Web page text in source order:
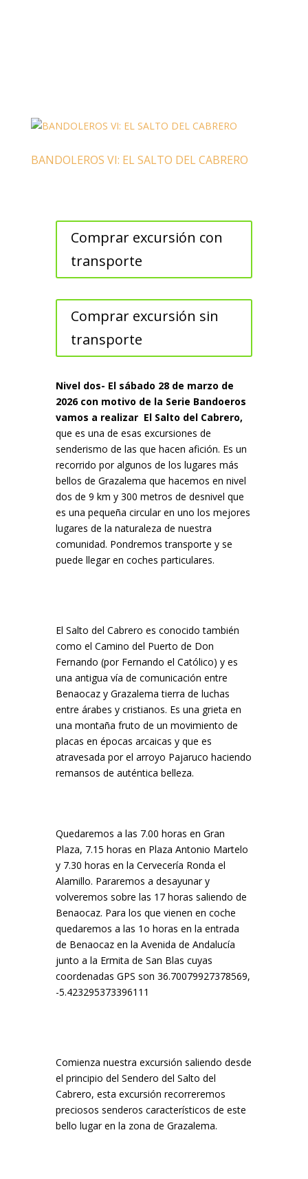
BANDOLEROS VI: EL SALTO DEL CABRERO
Comprar excursión con
transporte
Comprar excursión sin
transporte
Nivel dos- El sábado 28 de marzo de
2026 con motivo de la Serie Bandoeros
vamos a realizar El Salto del Cabrero,
que es una de esas excursiones de
senderismo de las que hacen afición. Es un
recorrido por algunos de los lugares más
bellos de Grazalema que hacemos en nivel
dos de 9 km y 300 metros de desnivel que
es una pequeña circular en uno los mejores
lugares de la naturaleza de nuestra
comunidad. Pondremos transporte y se
puede llegar en coches particulares.
El Salto del Cabrero es conocido también
como el Camino del Puerto de Don
Fernando (por Fernando el Católico) y es
una antigua vía de comunicación entre
Benaocaz y Grazalema tierra de luchas
entre árabes y cristianos. Es una grieta en
una montaña fruto de un movimiento de
placas en épocas arcaicas y que es
atravesada por el arroyo Pajaruco haciendo
remansos de auténtica belleza.
Quedaremos a las 7.00 horas en Gran
Plaza, 7.15 horas en Plaza Antonio Martelo
y 7.30 horas en la Cervecería Ronda el
Alamillo. Pararemos a desayunar y
volveremos sobre las 17 horas saliendo de
Benaocaz. Para los que vienen en coche
quedaremos a las 1o horas en la entrada
de Benaocaz en la Avenida de Andalucía
junto a la Ermita de San Blas cuyas
coordenadas GPS son 36.70079927378569,
-5.423295373396111
Comienza nuestra excursión saliendo desde
el principio del Sendero del Salto del
Cabrero, esta excursión recorreremos
preciosos senderos característicos de este
bello lugar en la zona de Grazalema.